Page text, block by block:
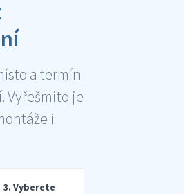
a termín
Vyřešmito je
i
3. Vyberete